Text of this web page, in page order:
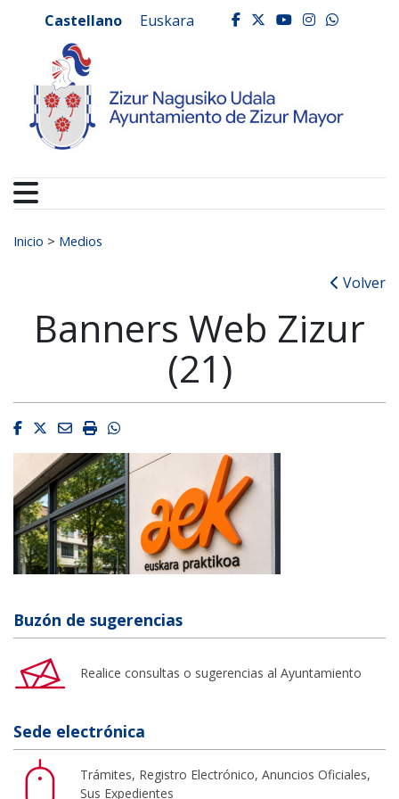
Ayuntamiento de
Castellano Euskara facebook
twitter
youtube
Buscar:
Inicio > Medios
Volver
Banners Web Zizur
(21)
Facebook
Twitter
EmailImprimirWhatsapp
Buzón de sugerencias
Realice consultas o sugerencias al Ayuntamiento
Sede electrónica
Trámites, Registro Electrónico, Anuncios Oficiales,
Sus Expedientes